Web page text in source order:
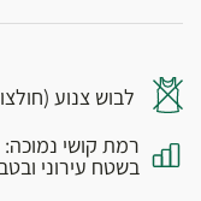
לבוש צנוע
רמת קושי נמוכה:
בשטח עירוני